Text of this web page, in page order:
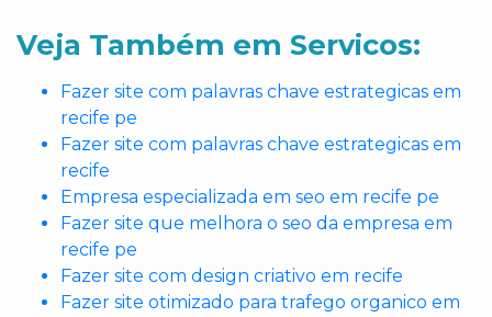
Veja Também em Servicos:
Fazer site com palavras chave estrategicas em
recife pe
Fazer site com palavras chave estrategicas em
recife
Empresa especializada em seo em recife pe
Fazer site que melhora o seo da empresa em
recife pe
Fazer site com design criativo em recife
Fazer site otimizado para trafego organico em